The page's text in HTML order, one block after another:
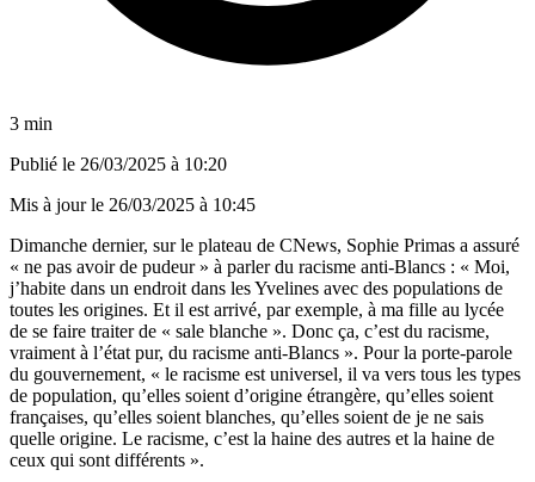
3 min
Publié le 26/03/2025 à 10:20
Mis à jour le 26/03/2025 à 10:45
Dimanche dernier, sur le plateau de CNews, Sophie Primas a assuré
« ne pas avoir de pudeur » à parler du racisme anti-Blancs : « Moi,
j’habite dans un endroit dans les Yvelines avec des populations de
toutes les origines. Et il est arrivé, par exemple, à ma fille au lycée
de se faire traiter de « sale blanche ». Donc ça, c’est du racisme,
vraiment à l’état pur, du racisme anti-Blancs ». Pour la porte-parole
du gouvernement, « le racisme est universel, il va vers tous les types
de population, qu’elles soient d’origine étrangère, qu’elles soient
françaises, qu’elles soient blanches, qu’elles soient de je ne sais
quelle origine. Le racisme, c’est la haine des autres et la haine de
ceux qui sont différents ».